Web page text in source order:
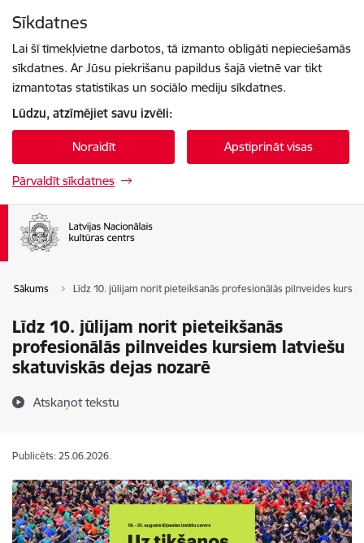
Sīkdatnes
Lai šī tīmekļvietne darbotos, tā izmanto obligāti nepieciešamās
sīkdatnes. Ar Jūsu piekrišanu papildus šajā vietnē var tikt
izmantotas statistikas un sociālo mediju sīkdatnes.
Lūdzu, atzīmējiet savu izvēli:
Noraidīt Apstiprināt visas
Pārvaldīt sīkdatnes
Sākums Līdz 10. jūlijam norit pieteikšanās profesionālās pilnveides
Līdz 10. jūlijam norit pieteikšanās
profesionālās pilnveides kursiem latviešu
skatuviskās dejas nozarē
Atskaņot tekstu
Publicēts: 25.06.2026.